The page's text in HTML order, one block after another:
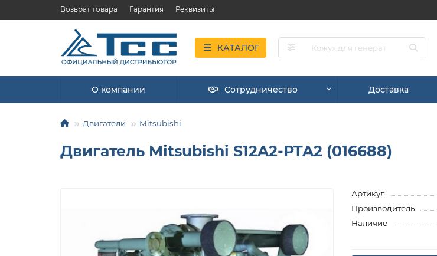
Возврат товара Гарантия Реквизиты
КАТАЛОГ
О компании Сотрудничество Доставка
Двигатели Mitsubishi
Двигатель Mitsubishi S12A2-PTA2 (016688)
Артикул
Производитель
Наличие